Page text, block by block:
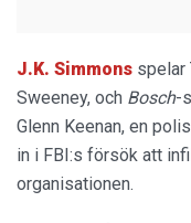
J.K. Simmons spelar
Sweeney, och Bosch-
Glenn Keenan, en
in i FBI:s försök att
organisationen.